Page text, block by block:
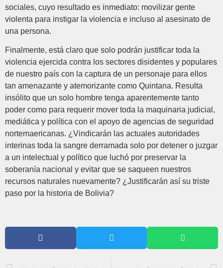
sociales, cuyo resultado es inmediato: movilizar gente
violenta para instigar la violencia e incluso al asesinato de
una persona.
Finalmente, está claro que solo podrán justificar toda la
violencia ejercida contra los sectores disidentes y populares
de nuestro país con la captura de un personaje para ellos
tan amenazante y atemorizante como Quintana. Resulta
insólito que un solo hombre tenga aparentemente tanto
poder como para requerir mover toda la maquinaria judicial,
mediática y política con el apoyo de agencias de seguridad
nortemaericanas. ¿Vindicarán las actuales autoridades
interinas toda la sangre derramada solo por detener o juzgar
a un intelectual y político que luchó por preservar la
soberanía nacional y evitar que se saqueen nuestros
recursos naturales nuevamente? ¿Justificarán así su triste
paso por la historia de Bolivia?